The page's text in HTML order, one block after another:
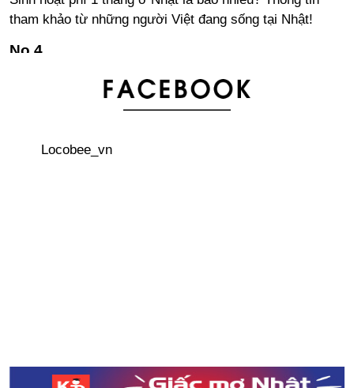
tham khảo từ những người Việt đang sống tại Nhật!
Keisuke Honda - Người biến giấc mơ trở thành hiện
So sánh dưa hấu Nhật Bản - Việt Nam
Locobee_vn